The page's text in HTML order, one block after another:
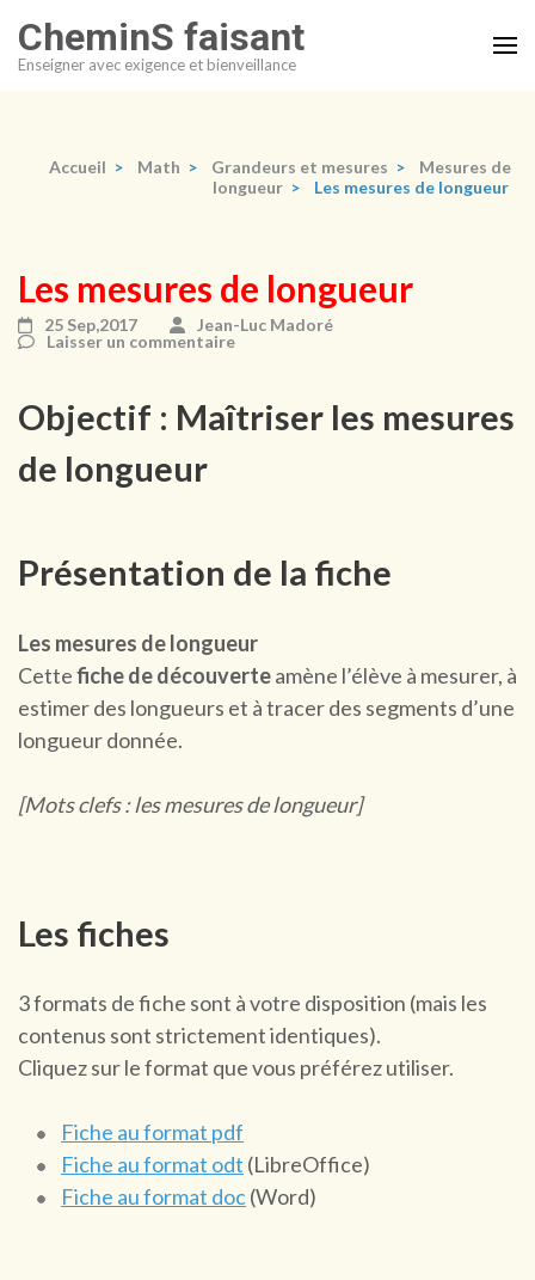
au
contenu
CheminS faisant
Enseigner avec exigence et bienveillance
Accueil > Math > Grandeurs et mesures >
Mesures de
longueur > Les mesures de longueur
Les mesures de longueur
25 Sep,2017
Jean-Luc Madoré
Laisser un commentaire
Objectif : Maîtriser les mesures
de longueur
Présentation de la fiche
Les mesures de longueur
Cettefiche de découverteamène l’élève à mesurer, à
estimer des longueurs et à tracer des segments d’une
longueur donnée.
[Mots clefs : les mesures de longueur]
Les fiches
3 formats de fiche sont à votre disposition (mais les
contenus sont strictement identiques).
Cliquez sur le format que vous préférez utiliser.
Fiche au format pdf
Fiche au format odt (LibreOffice)
Fiche au format doc(Word)